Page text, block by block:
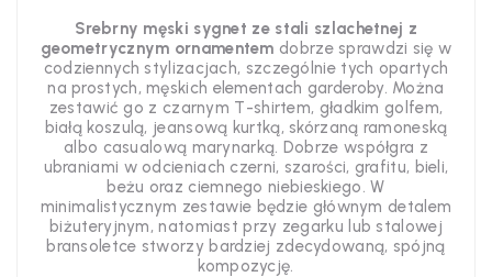
Srebrny męski sygnet ze stali szlachetnej z
geometrycznym ornamentem dobrze sprawdzi się w
codziennych stylizacjach, szczególnie tych opartych
na prostych, męskich elementach garderoby. Można
zestawić go z czarnym T-shirtem, gładkim golfem,
białą koszulą, jeansową kurtką, skórzaną ramoneską
albo casualową marynarką. Dobrze współgra z
ubraniami w odcieniach czerni, szarości, grafitu, bieli,
beżu oraz ciemnego niebieskiego. W
minimalistycznym zestawie będzie głównym detalem
biżuteryjnym, natomiast przy zegarku lub stalowej
bransoletce stworzy bardziej zdecydowaną, spójną
kompozycję.